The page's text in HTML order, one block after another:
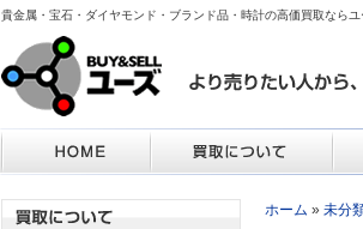
貴金属・宝石・ダイヤモンド・ブランド品・時計の高価買取なら
ホーム » 未分